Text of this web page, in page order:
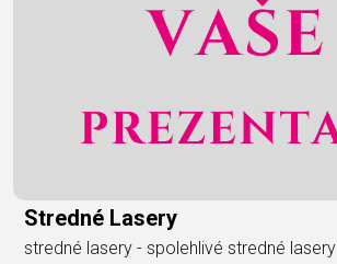
Stredné Lasery
stredné lasery - spolehlivé stredné lasery